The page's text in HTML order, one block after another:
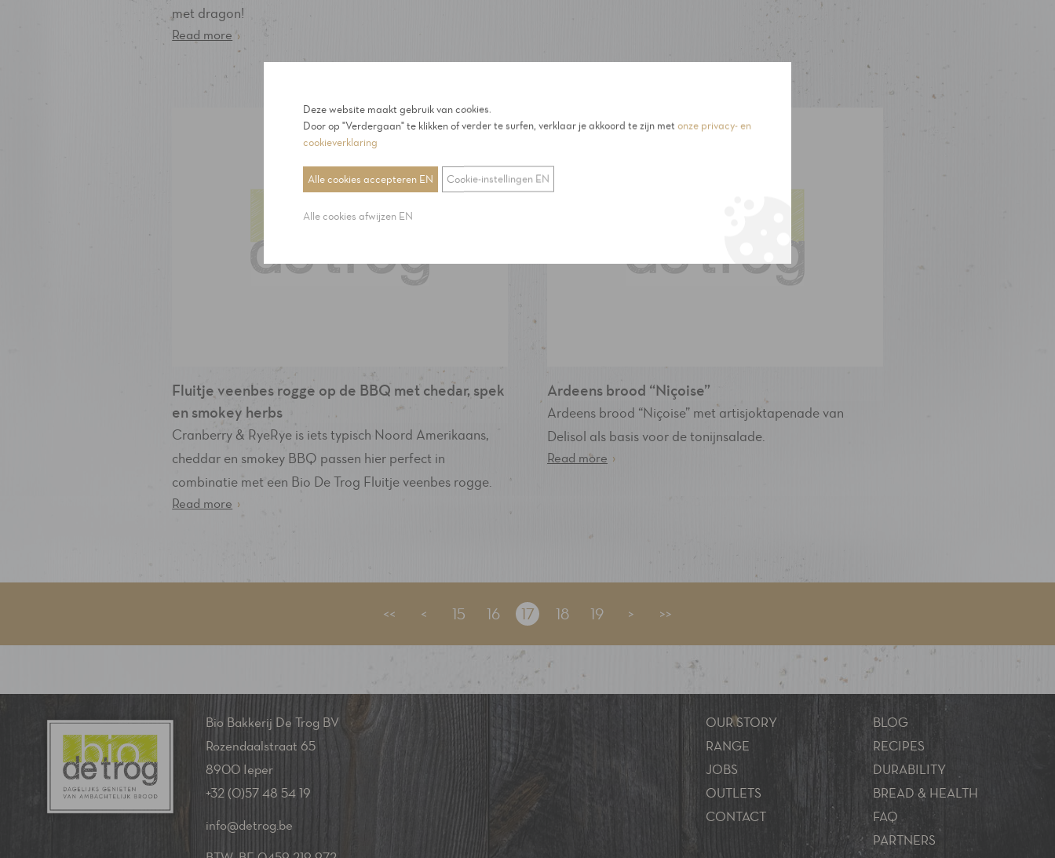
met dragon!
›
Read more
Fluitje veenbes rogge op de BBQ met chedar, spek
en smokey herbs
Cranberry & RyeRye is iets typisch Noord Amerikaans,
cheddar en smokey BBQ passen hier perfect in
combinatie met een Bio De Trog Fluitje veenbes rogge.
›
Read more
Ardeens brood “Niçoise”
Ardeens brood “Niçoise” met artisjoktapenade van
Delisol als basis voor de tonijnsalade.
›
Read more
<< < 15 16 17 18 19 > >>
Bio Bakkerij De Trog BV
Rozendaalstraat 65
8900 Ieper
+32 (0)57 48 54 19
info@detrog.be
OUR STORY
RANGE
JOBS
OUTLETS
CONTACT
BLOG
RECIPES
DURABILITY
BREAD & HEALTH
FAQ
PARTNERS
Deze website maakt gebruik van cookies.
Door op "Verdergaan" te klikken of verder te surfen, verklaar je akkoord te zijn met onze privacy- en
cookieverklaring
Alle cookies accepteren EN Cookie-instellingen EN
Alle cookies afwijzen EN